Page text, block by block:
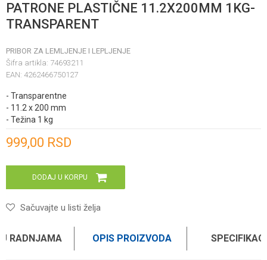
PATRONE PLASTIČNE 11.2X200MM 1KG-
TRANSPARENT
PRIBOR ZA LEMLJENJE I LEPLJENJE
Šifra artikla: 74693211
EAN: 4262466750127
- Transparentne
- 11.2 x 200 mm
- Težina 1 kg
999,00 RSD
DODAJ U KORPU
Sačuvajte u listi želja
RADNJAMA OPIS PROIZVODA